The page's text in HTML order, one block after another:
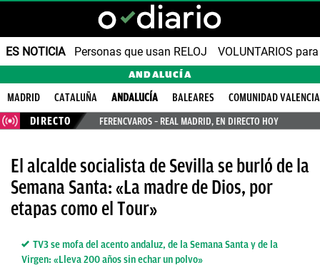
ES NOTICIA Personas que usan RELOJ VOLUNTARIOS
ANDALUCÍA
MADRID CATALUÑA ANDALUCÍA BALEARES
COMUNIDAD
DIRECTO
FERENCVAROS – REAL MADRID, EN DIRECTO HOY
El alcalde socialista de Sevilla se burló de la
Semana Santa: «La madre de Dios, por
etapas como el Tour»
TV3 se mofa del acento andaluz, de la Semana Santa y de la
Virgen: «Lleva 200 años sin echar un polvo»